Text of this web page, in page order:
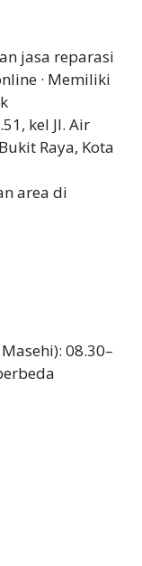
jasa reparasi
· Memiliki
kel Jl. Air
Raya, Kota
area di
08.30–